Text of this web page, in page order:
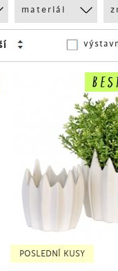
materiál
POSLEDNÍ KUSY